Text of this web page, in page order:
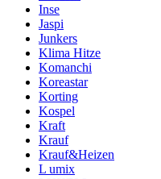
Inse
Jaspi
Junkers
Klima Hitze
Komanchi
Koreastar
Korting
Kospel
Kraft
Krauf
Krauf&Heizen
L umix